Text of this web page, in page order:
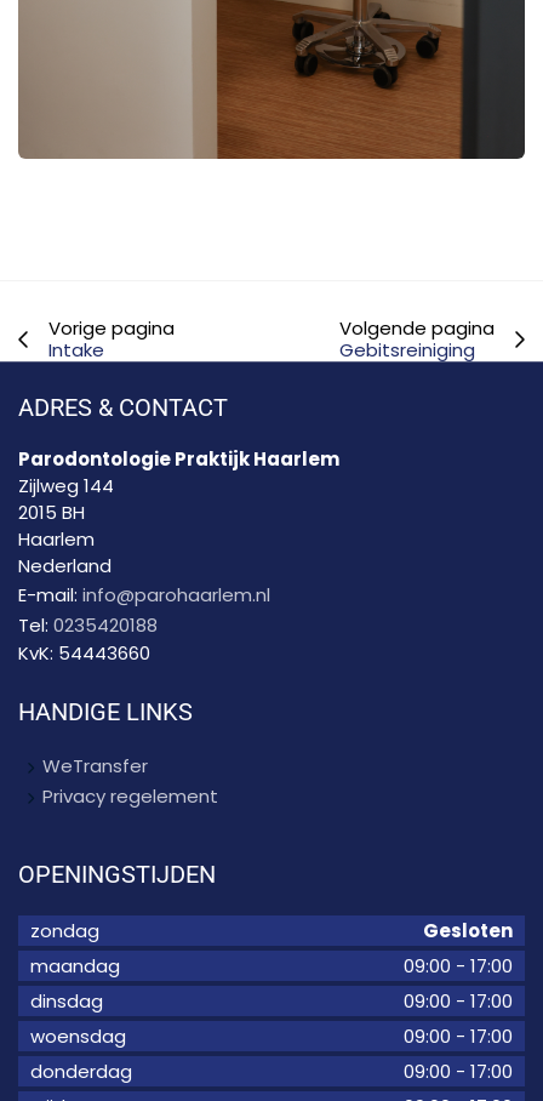
Vorige pagina
Intake
Volgende pagina
Gebitsreiniging
ADRES & CONTACT
Parodontologie Praktijk Haarlem
Zijlweg 144
2015 BH
Haarlem
Nederland
E-mail: info@parohaarlem.nl
Tel: 0235420188
KvK: 54443660
HANDIGE LINKS
WeTransfer
Privacy regelement
OPENINGSTIJDEN
zondag
Gesloten
maandag
09:00 - 17:00
dinsdag
09:00 - 17:00
woensdag
09:00 - 17:00
donderdag
09:00 - 17:00